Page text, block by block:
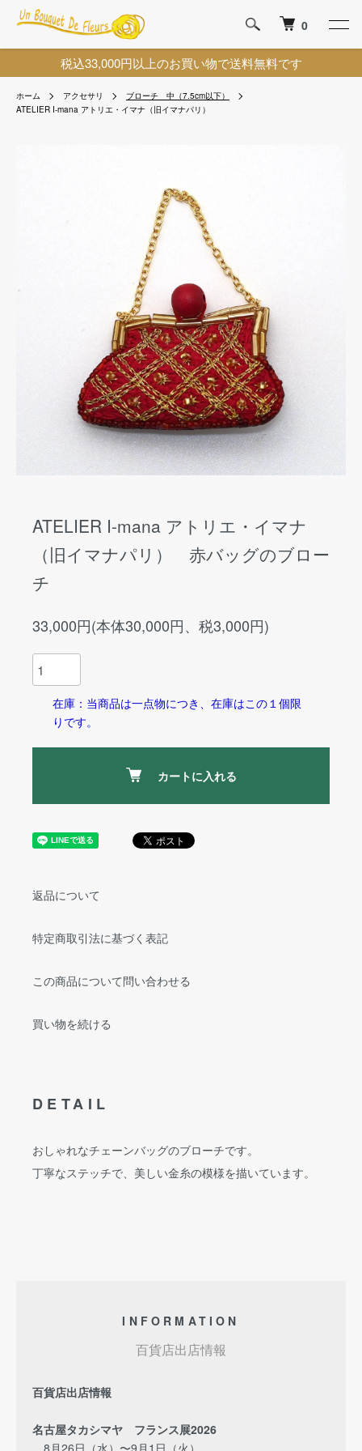
税込33,000円以上のお買い物で送料無料です
0
ホーム アクセサリ
ブローチ 中（7.5cm以下）
ATELIER I-mana アトリエ・イマナ（旧イマナパリ）
ATELIER I-mana アトリエ・イマナ
（旧イマナパリ） 赤バッグのブロー
チ
33,000円(本体30,000円、税3,000円)
在庫：当商品は一点物につき、在庫はこの１個限
りです。
カートに入れる
返品について
特定商取引法に基づく表記
この商品について問い合わせる
買い物を続ける
DETAIL
おしゃれなチェーンバッグのブローチです。
丁寧なステッチで、美しい金糸の模様を描いています。
INFORMATION
百貨店出店情報
百貨店出店情報
名古屋タカシマヤ フランス展2026
8月26日（水）〜9月1日（火）